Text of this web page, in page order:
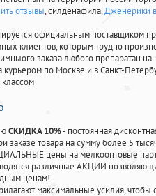
отзывы, силденафила,Дженерики
официальным поставщиком
клиентов, которым трудно
заказа любого препаратан на
курьером по Москве и в Санкт-
СКИДКА 10%- постоянная
заказе товара на сумму более 5
цены на мелкооптовые
различные АКЦИИ
ценам!
максимальные усилия,